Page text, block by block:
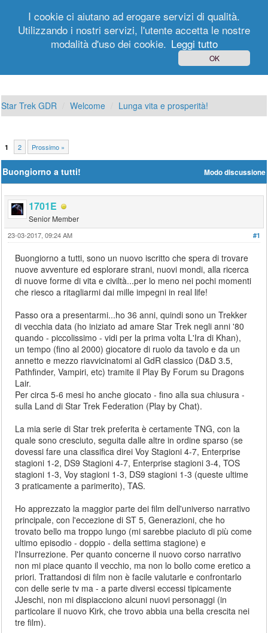
Registrati
Star Trek GDR Welcome Lunga vita e prosperità!
1 2 Prossimo »
Modo discussione
Buongiorno a tutti!
1701E
Senior Member
#1
23-03-2017, 09:24 AM
Buongiorno a tutti, sono un nuovo iscritto che spera di trovare
nuove avventure ed esplorare strani, nuovi mondi, alla ricerca
di nuove forme di vita e civiltà...per lo meno nei pochi momenti
che riesco a ritagliarmi dai mille impegni in real life!
Passo ora a presentarmi...ho 36 anni, quindi sono un Trekker
di vecchia data (ho iniziato ad amare Star Trek negli anni '80
quando - piccolissimo - vidi per la prima volta L'Ira di Khan),
un tempo (fino al 2000) giocatore di ruolo da tavolo e da un
annetto e mezzo riavvicinatomi al GdR classico (D&D 3.5,
Pathfinder, Vampiri, etc) tramite il Play By Forum su Dragons
Lair.
Per circa 5-6 mesi ho anche giocato - fino alla sua chiusura -
sulla Land di Star Trek Federation (Play by Chat).
La mia serie di Star trek preferita è certamente TNG, con la
quale sono cresciuto, seguita dalle altre in ordine sparso (se
dovessi fare una classifica direi Voy Stagioni 4-7, Enterprise
stagioni 1-2, DS9 Stagioni 4-7, Enterprise stagioni 3-4, TOS
stagioni 1-3, Voy stagioni 1-3, DS9 stagioni 1-3 (queste ultime
3 praticamente a parimerito), TAS.
Ho apprezzato la maggior parte dei film dell'universo narrativo
principale, con l'eccezione di ST 5, Generazioni, che ho
trovato bello ma troppo lungo (mi sarebbe piaciuto di più come
ultimo episodio - doppio - della settima stagione) e
l'Insurrezione. Per quanto concerne il nuovo corso narrativo
non mi piace quanto il vecchio, ma non lo bollo come eretico a
priori. Trattandosi di film non è facile valutarle e confrontarlo
con delle serie tv ma - a parte diversi eccessi tipicamente
JJeschi, non mi dispiacciono alcuni nuovi personaggi (in
particolare il nuovo Kirk, che trovo abbia una bella crescita nei
tre film).
I cookie ci aiutano ad erogare servizi di qualità.
Utilizzando i nostri servizi, l'utente accetta le nostre
modalità d'uso dei cookie. Leggi tutto
OK